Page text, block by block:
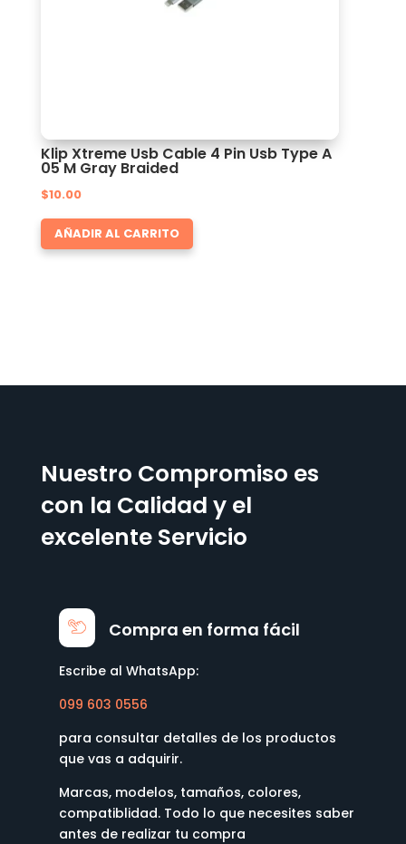
Klip Xtreme Usb Cable 4 Pin Usb Type A
05 M Gray Braided
$10.00
AÑADIR AL CARRITO
Nuestro Compromiso es
con la Calidad y el
excelente Servicio
Compra en forma fácil
Escribe al WhatsApp:
099 603 0556
para consultar detalles de los productos
que vas a adquirir.
Marcas, modelos, tamaños, colores,
compatiblidad. Todo lo que necesites saber
antes de realizar tu compra